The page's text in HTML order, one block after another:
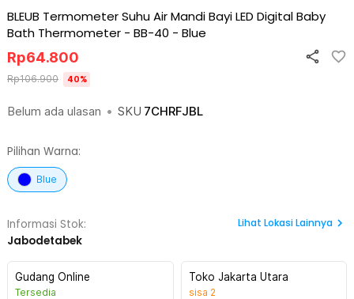
BLEUB Termometer Suhu Air Mandi Bayi LED Digital Baby
Bath Thermometer - BB-40 - Blue
Belum ada ulasan • SKU 7CHRFJBL
Rp64.800
Rp106.900 40%
Pilihan Warna:
Blue
Informasi Stok:
Jabodetabek
Lihat Lokasi Lainnya
Gudang Online
Tersedia
Toko Jakarta Utara
sisa 2